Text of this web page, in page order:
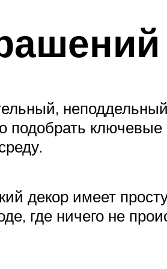
подобрать
декор имеет
где ничего не